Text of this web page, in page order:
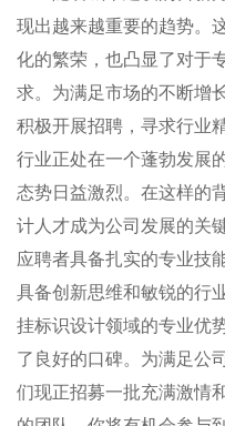
现出越来越重要的趋势。
化的繁荣，也凸显了对于
求。为满足市场的不断增
积极开展招聘，寻求行业
行业正处在一个蓬勃发展
态势日益激烈。在这样的
计人才成为公司发展的关
应聘者具备扎实的专业技
具备创新思维和敏锐的行
挂标识设计领域的专业优
了良好的口碑。为满足公
们现正招募一批充满激情